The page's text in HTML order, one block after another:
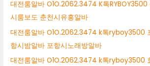
대전룸알바 O1O.2062.3474 K톡
시룸보도 춘천시유흥알바
대전룸알바 O1O.2062.3474 k톡ryboy3500
항시밤알바 포항시노래방알바
대전룸알바 O1O.2062.3474 k톡ryboy3500